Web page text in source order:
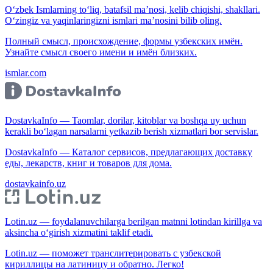
O‘zbek Ismlarning to‘liq, batafsil ma’nosi, kelib chiqishi, shakllari.
O‘zingiz va yaqinlaringizni ismlari ma’nosini bilib oling.
Полный смысл, происхождение, формы узбекских имён.
Узнайте смысл своего имени и имён близких.
ismlar.com
DostavkaInfo — Taomlar, dorilar, kitoblar va boshqa uy uchun
kerakli bo‘lagan narsalarni yetkazib berish xizmatlari bor servislar.
DostavkaInfo — Каталог сервисов, предлагающих доставку
еды, лекарств, книг и товаров для дома.
dostavkainfo.uz
Lotin.uz — foydalanuvchilarga berilgan matnni lotindan kirillga va
aksincha o‘girish xizmatini taklif etadi.
Lotin.uz — поможет транслитерировать с узбекской
кириллицы на латиницу и обратно. Легко!